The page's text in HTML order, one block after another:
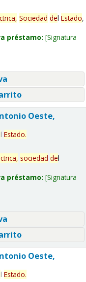
Sociedad del Estado,
préstamo: Signatura
Oeste,
l Estado.
sociedad del
préstamo: Signatura
Oeste,
l Estado.